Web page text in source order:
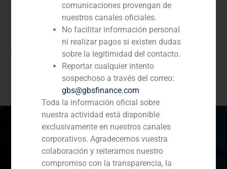
GBS Finance actuó como asesor financiero en la
valoración independiente de la empresa española de
consultoría e integración de sistemas de televisión
digital de banda ancha HYC, propiedad del grupo
sueco Telefonaktiebolaget LM Ericsson.
España Portugal Colombia
comunicaciones provengan de
nuestros canales oficiales.
No facilitar información personal
ni realizar pagos si existen dudas
sobre la legitimidad del contacto.
Reportar cualquier intento
sospechoso a través del correo:
gbs@gbsfinance.com
Toda la información oficial sobre
nuestra actividad está disponible
exclusivamente en nuestros canales
corporativos. Agradecemos vuestra
colaboración y reiteramos nuestro
compromiso con la transparencia, la